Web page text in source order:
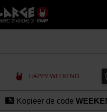
Large
–
Muziek-,
+
kleding
HAPPY WEEKEND
Kopieer de code